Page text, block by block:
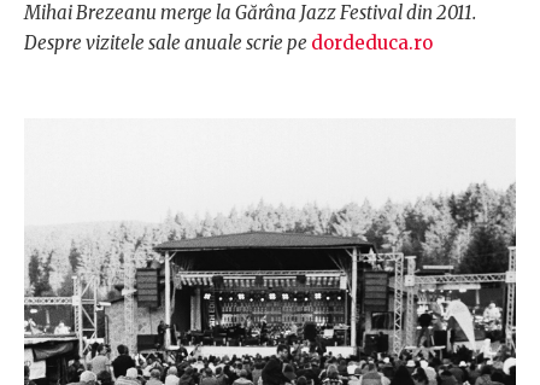
Mihai Brezeanu merge la Gărâna Jazz Festival din 2011.
Despre vizitele sale anuale scrie pe dordeduca.ro